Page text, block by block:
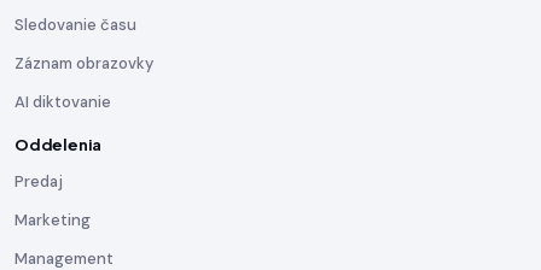
Sledovanie času
Záznam obrazovky
AI diktovanie
Oddelenia
Predaj
Marketing
Management